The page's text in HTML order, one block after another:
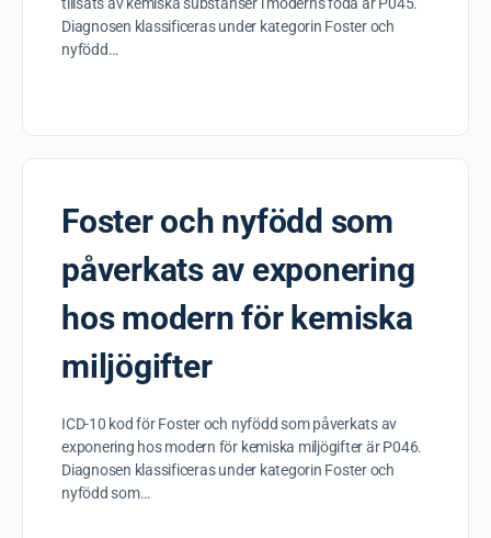
Diagnosen klassificeras under kategorin Foster och
nyfödd…
Foster och nyfödd som
påverkats av exponering
hos modern för kemiska
miljögifter
ICD-10 kod för Foster och nyfödd som påverkats av
exponering hos modern för kemiska miljögifter är P046.
Diagnosen klassificeras under kategorin Foster och
nyfödd som…